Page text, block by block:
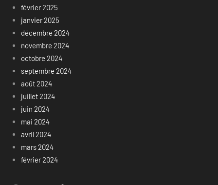
février 2025
janvier 2025
décembre 2024
novembre 2024
octobre 2024
septembre 2024
août 2024
juillet 2024
juin 2024
mai 2024
avril 2024
mars 2024
février 2024